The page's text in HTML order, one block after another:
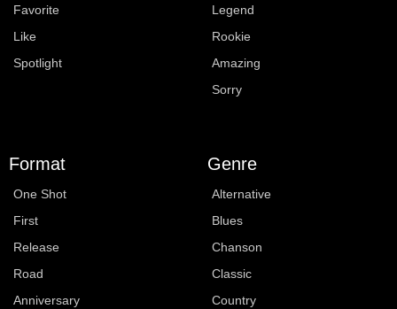
Favorite
Like
Spotlight
Legend
Rookie
Amazing
Sorry
Format
One Shot
First
Release
Road
Anniversary
Genre
Alternative
Blues
Chanson
Classic
Country